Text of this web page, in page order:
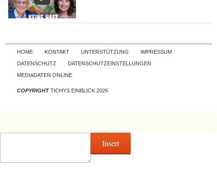
Skip to content
HOME KONTAKT UNTERSTÜTZUNG
IMPRESSUM
DATENSCHUTZ
DATENSCHUTZEINSTELLUNGEN
MEDIADATEN ONLINE
COPYRIGHTTICHYS EINBLICK 2026
Insert